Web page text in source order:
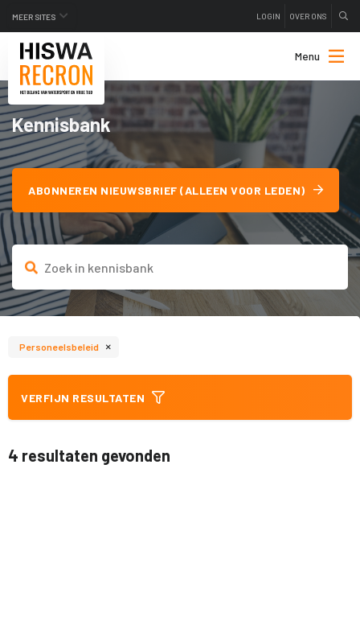
MEER SITES LOGIN OVER ONS
Menu
Kennisbank
ABONNEREN NIEUWSBRIEF (ALLEEN VOOR LEDEN)
Personeelsbeleid ×
VERFIJN RESULTATEN
4 resultaten gevonden